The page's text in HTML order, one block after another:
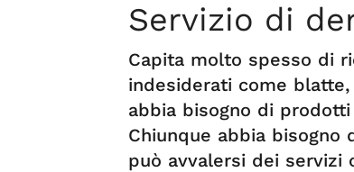
Servizio di
Capita molto spesso di
indesiderati come
abbia bisogno di
Chiunque abbia bisogno
può avvalersi dei servizi